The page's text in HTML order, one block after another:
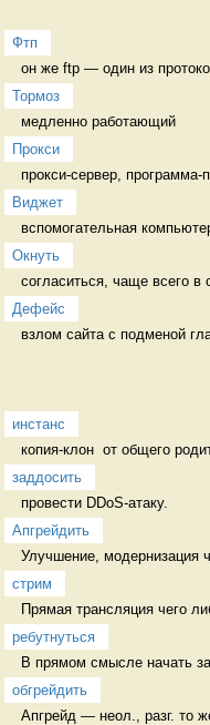
Фтп
он же ftp — один из
Тормоз
медленно работающий
Прокси
прокси-сервер, программа-
Виджет
вспомогательная
Окнуть
согласиться, чаще всего
Дефейс
взлом сайта с подменой
инстанс
копия-клон  от общего
заддосить
провести DDoS-атаку.
Апгрейдить
Улучшение, модернизация
стрим
Прямая трансляция чего
ребутнуться
В прямом смысле начать
обгрейдить
Апгрейд — неол., разг. то